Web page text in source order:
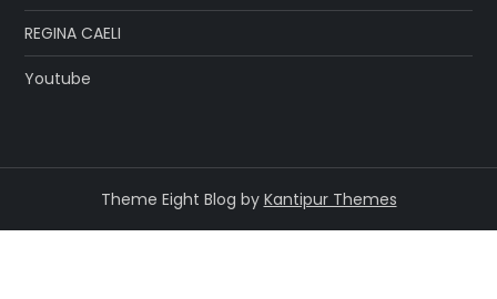
REGINA CAELI
Youtube
Theme Eight Blog by Kantipur Themes